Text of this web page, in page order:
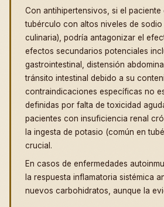
Con antihipertensivos, si el paciente
tubérculo con altos niveles de
culinaria), podría antagonizar el
efectos secundarios potenciales
gastrointestinal, distensión
tránsito intestinal debido a su
contraindicaciones específicas no
definidas por falta de toxicidad
pacientes con insuficiencia renal
la ingesta de potasio (común en
crucial.
En casos de enfermedades
la respuesta inflamatoria sistémica
nuevos carbohidratos, aunque la